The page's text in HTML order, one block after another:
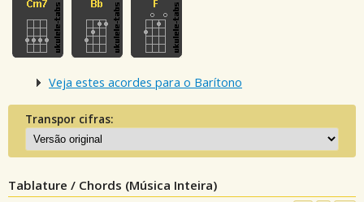
Veja estes acordes para o Barítono
Transpor cifras:
Tablature / Chords (Música Inteira)